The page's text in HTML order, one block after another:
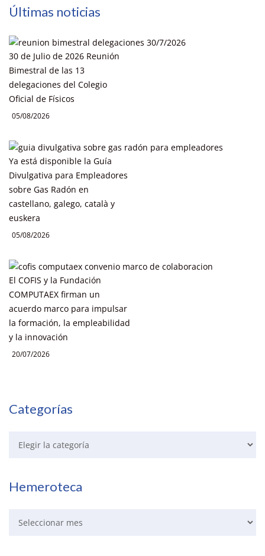
Últimas noticias
30 de Julio de 2026 Reunión
Bimestral de las 13
delegaciones del Colegio
Oficial de Físicos
05/08/2026
Ya está disponible la Guía
Divulgativa para Empleadores
sobre Gas Radón en
castellano, galego, català y
euskera
05/08/2026
El COFIS y la Fundación
COMPUTAEX firman un
acuerdo marco para impulsar
la formación, la empleabilidad
y la innovación
20/07/2026
Categorías
Hemeroteca